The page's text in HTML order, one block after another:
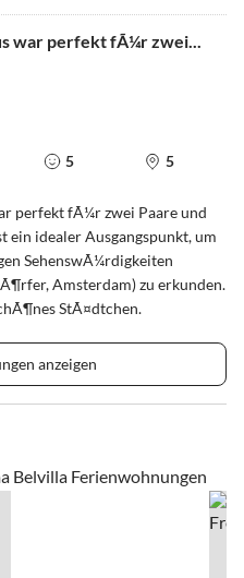
war perfekt fÃ¼r zwei...
5 5
perfekt fÃ¼r zwei Paare und
ein idealer Ausgangspunkt, um
SehenswÃ¼rdigkeiten
Amsterdam) zu erkunden.
StÃ¤dtchen.
anzeigen
Belvilla Ferienwohnungen